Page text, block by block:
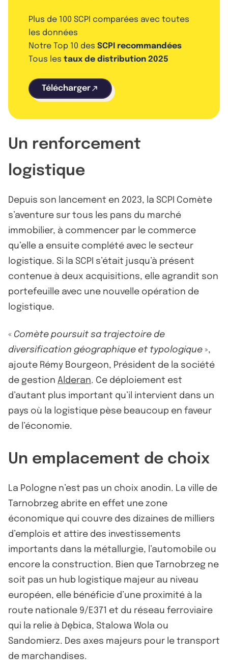
Plus de 100 SCPI comparées avec toutes
les données
Notre Top 10 des SCPI recommandées
Tous les taux de distribution 2025
Télécharger
Un renforcement
logistique
Depuis son lancement en 2023, la SCPI Comète
s’aventure sur tous les pans du marché
immobilier, à commencer par le commerce
qu’elle a ensuite complété avec le secteur
logistique. Si la SCPI s’était jusqu’à présent
contenue à deux acquisitions, elle agrandit son
portefeuille avec une nouvelle opération de
logistique.
« Comète poursuit sa trajectoire de
diversification géographique et typologique »,
ajoute Rémy Bourgeon, Président de la société
de gestion Alderan. Ce déploiement est
d’autant plus important qu’il intervient dans un
pays où la logistique pèse beaucoup en faveur
de l’économie.
Un emplacement de choix
La Pologne n’est pas un choix anodin. La ville de
Tarnobrzeg abrite en effet une zone
économique qui couvre des dizaines de milliers
d’emplois et attire des investissements
importants dans la métallurgie, l’automobile ou
encore la construction. Bien que Tarnobrzeg ne
soit pas un hub logistique majeur au niveau
européen, elle bénéficie d’une proximité à la
route nationale 9/E371 et du réseau ferroviaire
qui la relie à Dębica, Stalowa Wola ou
Sandomierz. Des axes majeurs pour le transport
de marchandises.